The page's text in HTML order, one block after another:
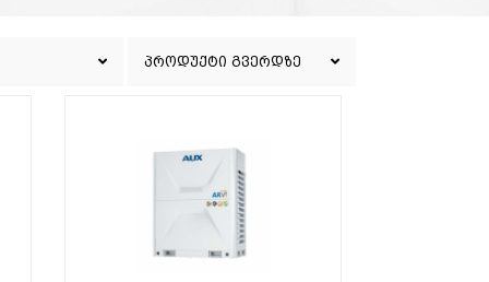
პროდუქტი გვერდზე